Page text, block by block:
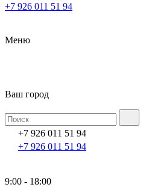
+7 926 011 51 94
Меню
Ваш город
+7 926 011 51 94
+7 926 011 51 94
9:00 - 18:00